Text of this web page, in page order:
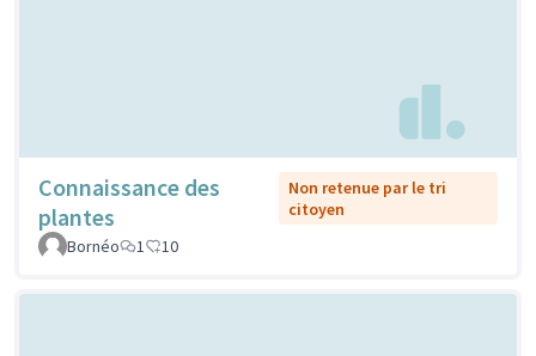
Connaissance des
plantes
Non retenue par le tri
citoyen
Bornéo
1 10